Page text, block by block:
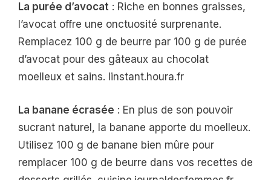
La purée d’avocat : Riche en bonnes graisses,
l’avocat offre une onctuosité surprenante.
Remplacez 100 g de beurre par 100 g de purée
d’avocat pour des gâteaux au chocolat
moelleux et sains. linstant.houra.fr
La banane écrasée : En plus de son pouvoir
sucrant naturel, la banane apporte du moelleux.
Utilisez 100 g de banane bien mûre pour
remplacer 100 g de beurre dans vos recettes de